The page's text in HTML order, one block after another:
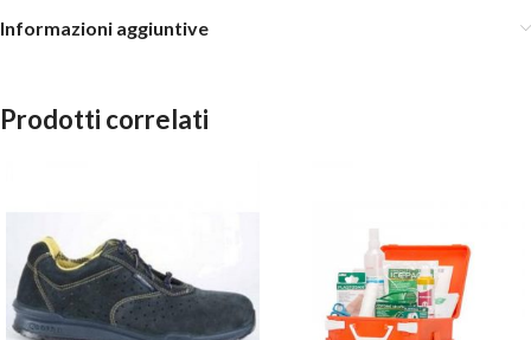
Informazioni aggiuntive
Prodotti correlati